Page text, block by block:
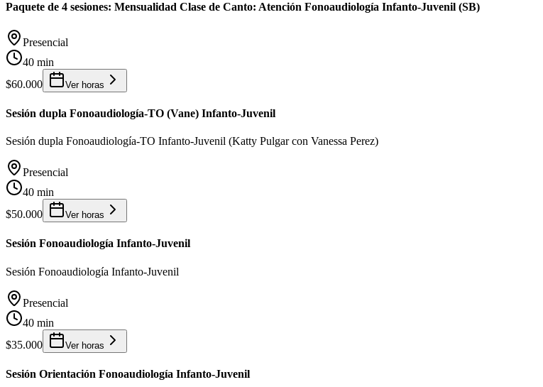
Paquete de 4 sesiones: Mensualidad Clase de Canto: Atención Fonoaudiología Infanto-Juvenil (SB)
Presencial
40 min
$60.000
Ver horas
Sesión dupla Fonoaudiología-TO (Vane) Infanto-Juvenil
Sesión dupla Fonoaudiología-TO Infanto-Juvenil (Katty Pulgar con Vanessa Perez)
Presencial
40 min
$50.000
Ver horas
Sesión Fonoaudiología Infanto-Juvenil
Sesión Fonoaudiología Infanto-Juvenil
Presencial
40 min
$35.000
Ver horas
Sesión Orientación Fonoaudiología Infanto-Juvenil